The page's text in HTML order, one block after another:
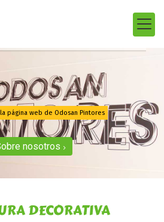
página web de Odosan Pintores
nosotros
de
DECORATIVA